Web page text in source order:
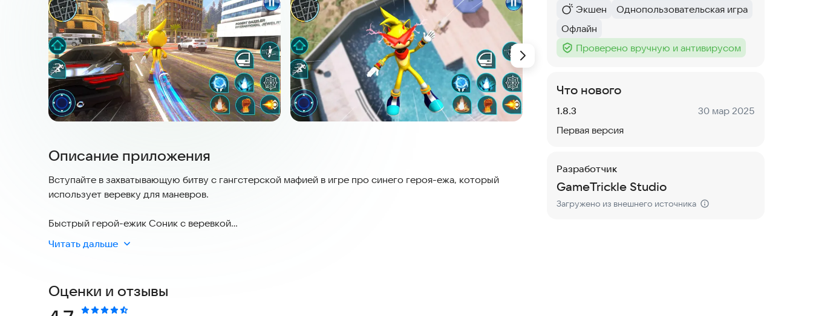
Описание приложения
Вступайте в захватывающую битву с гангстерской мафией в игре про синего героя-ежа, который
использует веревку для маневров.
Быстрый герой-ежик Соник с веревкой
Герой с веревкой Соник — это динамичная игра о супергерое-еже, способном летать и совершать
летать и сбегать из криминального мегаполиса? Станьте героем-ежом с веревкой и спасите жителей
от бандитов в огромном городе. Исследуйте футуристический гангстерский район с впечатляющей
Читать дальше
Оценки и отзывы
Категория
Экшен
Тег:
Однопользовательская игра
Тег:
Офлайн
Тег :
Проверено вручную и антивирусом
Что нового
Версия:
1.8.3 Дата:
30 мар 2025
Первая версия
Разработчик
GameTrickle Studio
Загружено из внешнего источника